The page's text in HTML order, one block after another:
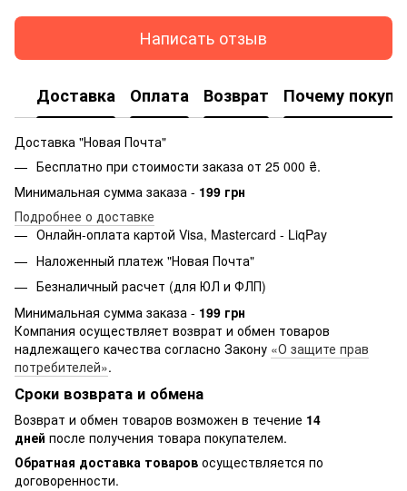
Написать отзыв
Доставка Оплата Возврат Почему
Доставка "Новая Почта"
Бесплатно при стоимости заказа от 25 000 ₴.
Минимальная сумма заказа - 199 грн
Подробнее о доставке
Онлайн-оплата картой Visa, Mastercard - LiqPay
Наложенный платеж "Новая Почта"
Безналичный расчет (для ЮЛ и ФЛП)
Минимальная сумма заказа - 199 грн
Компания осуществляет возврат и обмен товаров
надлежащего качества согласно Закону «О защите прав
потребителей».
Сроки возврата и обмена
Возврат и обмен товаров возможен в течение 14
дней после получения товара покупателем.
Обратная доставка товаров осуществляется по
договоренности.